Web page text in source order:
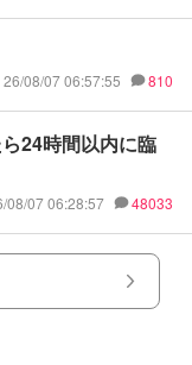
26/08/07 06:57:55 810
24時間以内に臨
08/07 06:28:57 48033